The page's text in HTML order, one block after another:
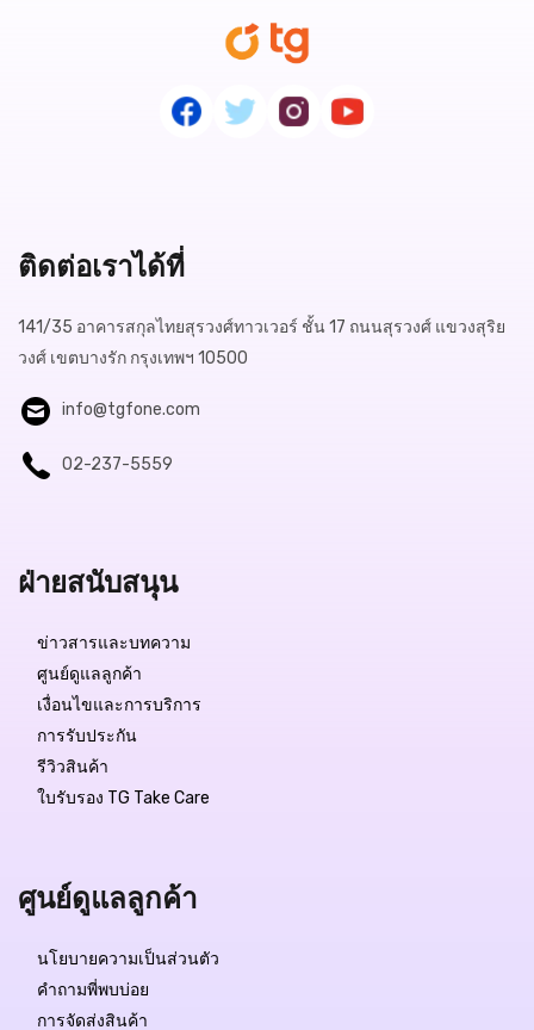
ติดต่อเราได้ที่
141/35 อาคารสกุลไทยสุรวงศ์ทาวเวอร์ ชั้น 17 ถนนสุรวงศ์ แขวงสุริย
วงศ์ เขตบางรัก กรุงเทพฯ 10500
info@tgfone.com
02-237-5559
ฝ่ายสนับสนุน
ข่าวสารและบทความ
ศูนย์ดูแลลูกค้า
เงื่อนไขและการบริการ
การรับประกัน
รีวิวสินค้า
ใบรับรอง TG Take Care
ศูนย์ดูแลลูกค้า
นโยบายความเป็นส่วนตัว
คำถามพี่พบบ่อย
การจัดส่งสินค้า